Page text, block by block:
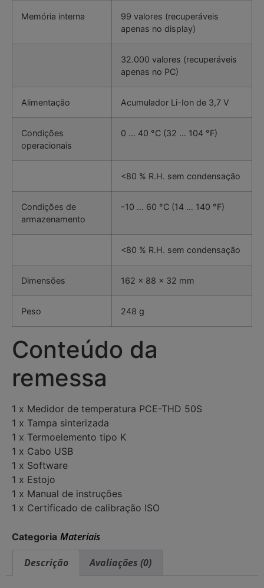
Memória interna
99 valores (recuperáveis
apenas no display)
32.000 valores (recuperáveis
apenas no PC)
Alimentação Acumulador Li-Ion de 3,7 V
Condições
operacionais
0 … 40 °C (32 … 104 °F)
<80 % R.H. sem condensação
Condições de
armazenamento
-10 … 60 °C (14 … 140 °F)
<80 % R.H. sem condensação
Dimensões 162 x 88 x 32 mm
Peso 248 g
Conteúdo da
remessa
1 x Medidor de temperatura PCE-THD 50S
1 x Tampa sinterizada
1 x Termoelemento tipo K
1 x Cabo USB
1 x Software
1 x Estojo
1 x Manual de instruções
1 x Certificado de calibração ISO
Categoria Materiais
Descrição
Avaliações (0)